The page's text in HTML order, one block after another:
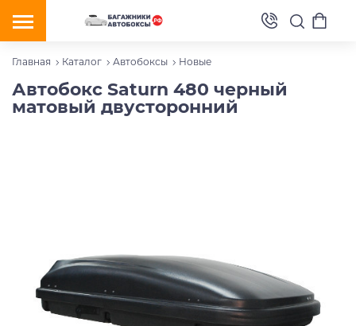
Главная Каталог Автобоксы Новые
Автобокс Saturn 480 черный
матовый двусторонний